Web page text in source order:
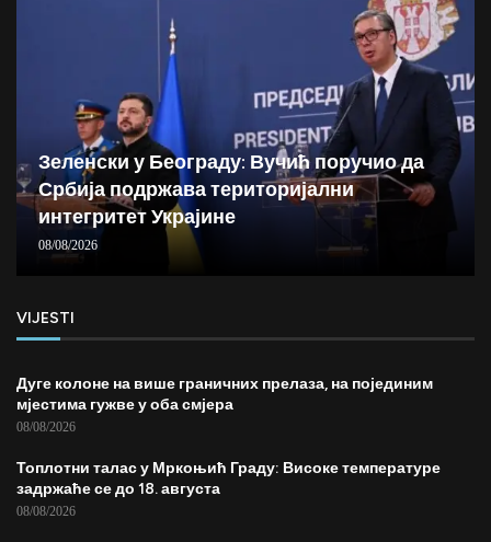
Зеленски у Београду: Вучић поручио да
Србија подржава територијални
интегритет Украјине
08/08/2026
VIJESTI
Дуге колоне на више граничних прелаза, на појединим
мјестима гужве у оба смјера
08/08/2026
Топлотни талас у Мркоњић Граду: Високе температуре
задржаће се до 18. августа
08/08/2026